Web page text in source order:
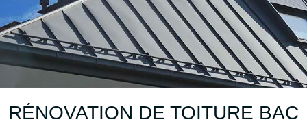
RÉNOVATION DE TOITURE BAC